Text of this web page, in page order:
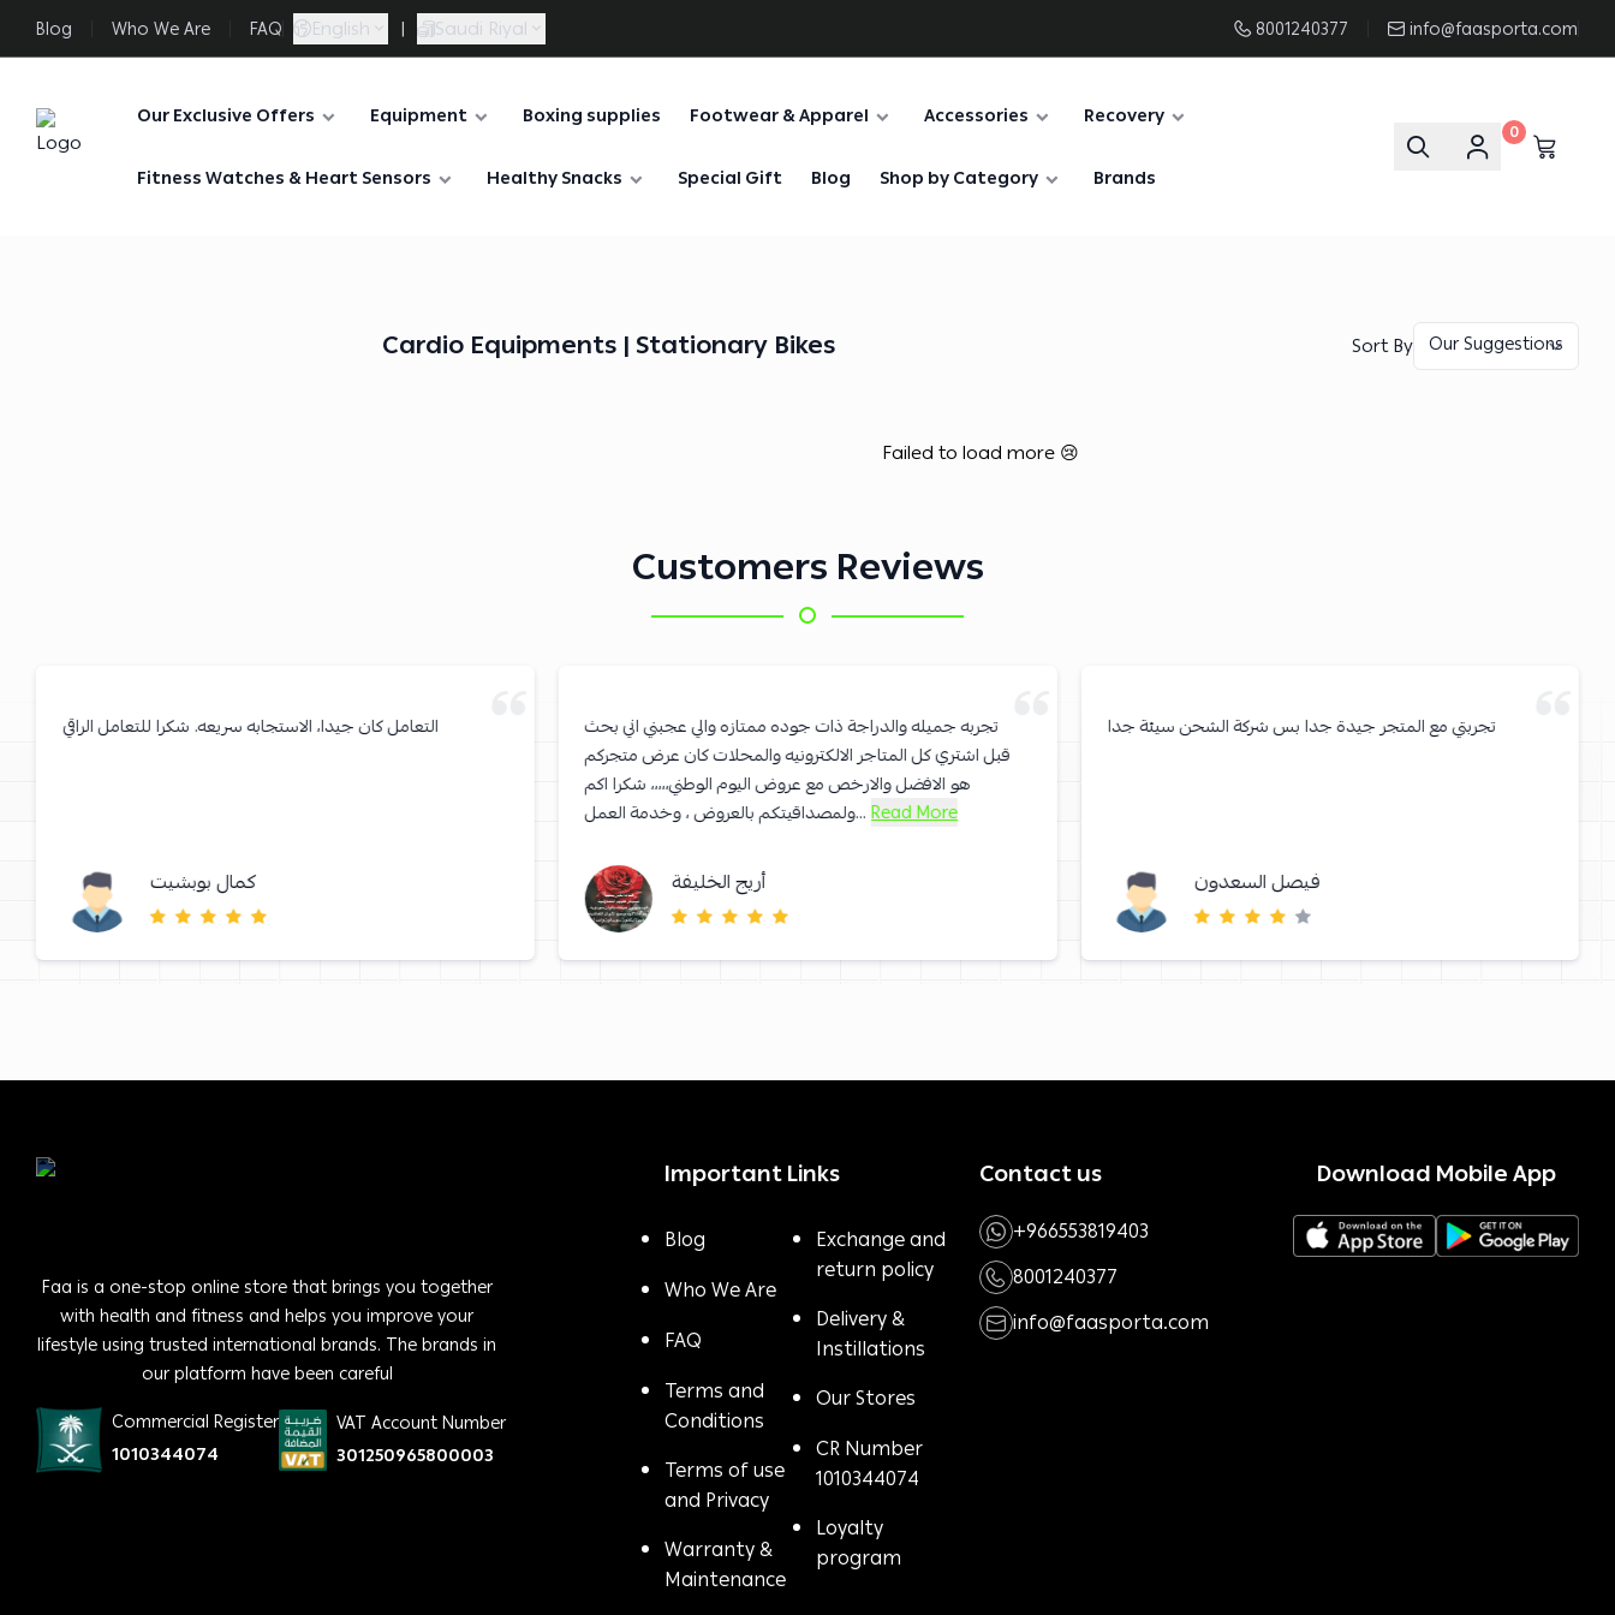
Blog Who We Are FAQ English | Saudi Riyal 8001240377 info@faasporta.com
FAASporta
Our Exclusive Offers Equipment Boxing supplies Footwear & Apparel Accessories
Recovery
Fitness Watches & Heart Sensors
Healthy Snacks Special Gift Blog Shop by Category Brands
0
Cardio Equipments | Stationary Bikes Sort By
Failed to load more 😢
Customers Reviews
التعامل كان جيدا، الاستجابه سريعه. شكرا للتعامل الراقي
كمال بوبشيت
تجربه جميله والدراجة ذات جوده ممتازه والي عجبني اني بحث
قبل اشتري كل المتاجر الالكترونيه والمحلات كان عرض متجركم
هو الافضل والارخص مع عروض اليوم الوطني،،،،، شكرا اكم
ولمصداقيتكم بالعروض ، وخدمة العمل...Read More
أريج الخليفة
تجربتي مع المتجر جيدة جدا بس شركة الشحن سيئة جدا
فيصل السعدون
Faa is a one-stop online store that brings you together
with health and fitness and helps you improve your
lifestyle using trusted international brands. The brands in
our platform have been careful
Commercial Register
1010344074
VAT Account Number
301250965800003
Important Links
Blog
Who We Are
FAQ
Terms and
Conditions
Terms of use
and Privacy
Warranty &
Maintenance
Exchange and
return policy
Delivery &
Instillations
Our Stores
CR Number
1010344074
Loyalty
program
Contact us
+966553819403
8001240377
info@faasporta.com
Download Mobile App